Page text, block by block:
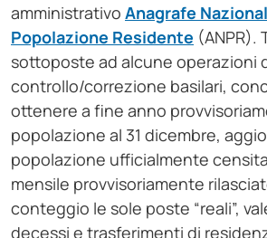
amministrativo Anagrafe
Popolazione Residente (ANPR).
sottoposte ad alcune operazioni
controllo/correzione basilari,
ottenere a fine anno
popolazione al 31 dicembre,
popolazione ufficialmente
mensile provvisoriamente
conteggio le sole poste “reali”,
decessi e trasferimenti di